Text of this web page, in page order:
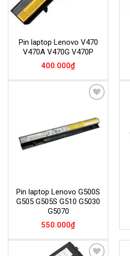
Pin laptop Lenovo V470
V470A V470G V470P
400.000₫
Pin laptop Lenovo G500S
G505 G505S G510 G5030
G5070
550.000₫